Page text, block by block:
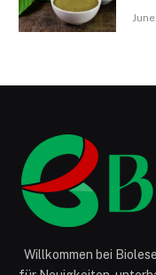
Willkommen bei